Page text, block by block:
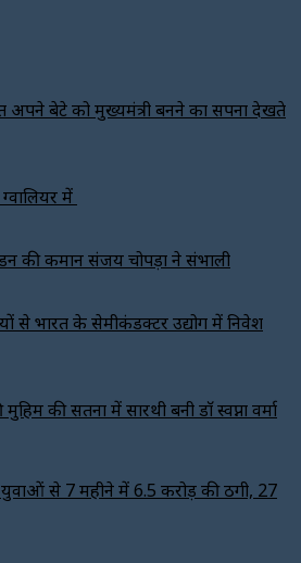
अपने बेटे को मुख्यमंत्री बनने का सपना देखते
में
की कमान संजय चोपड़ा ने संभाली
से भारत के सेमीकंडक्टर उद्योग में निवेश
की सतना में सारथी बनी डाॅ स्वप्ना वर्मा
से 7 महीने में ₹6.5 करोड़ की ठगी, 27